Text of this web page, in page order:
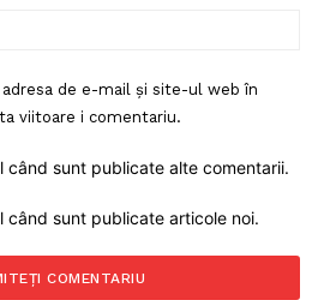
de e-mail și site-ul web în
viitoare i comentariu.
când sunt publicate alte comentarii.
când sunt publicate articole noi.